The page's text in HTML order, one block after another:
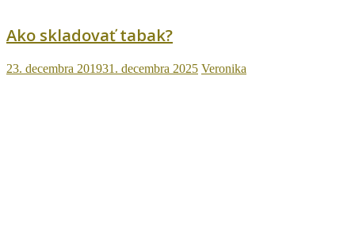
Ako skladovať tabak?
23. decembra 201931. decembra 2025 Veronika